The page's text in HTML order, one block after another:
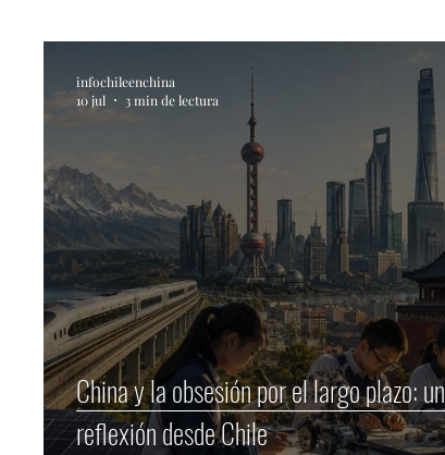
China y la obsesión por el largo plazo:
reflexión desde Chile
infochileenchina
10 jul
3 min de lectura